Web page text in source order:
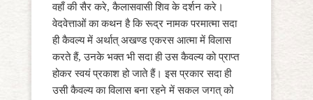
वहाँ की सैर करे, कैलासवासी शिव के दर्शन करे।
वेदवेत्ताओं का कथन है कि रूद्र नामक परमात्मा सदा
ही कैवल्य में अर्थात् अखण्ड एकरस आत्मा में विलास
करते हैं, उनके भक्त भी सदा ही उस कैवल्य को प्राप्त
होकर स्वयं प्रकाश हो जाते हैं। इस प्रकार सदा ही
उसी कैवल्य का विलास बना रहने में सकल जगत् को